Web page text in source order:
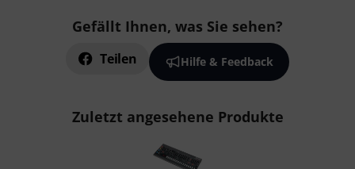
Gefällt Ihnen, was Sie sehen?
Teilen Hilfe & Feedback
Zuletzt angesehene Produkte